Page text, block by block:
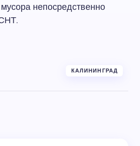
непосредственно
КАЛИНИНГРАД